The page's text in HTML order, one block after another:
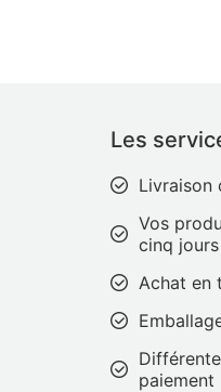
Les
Livraison
Vos
cinq
Achat en
paiement